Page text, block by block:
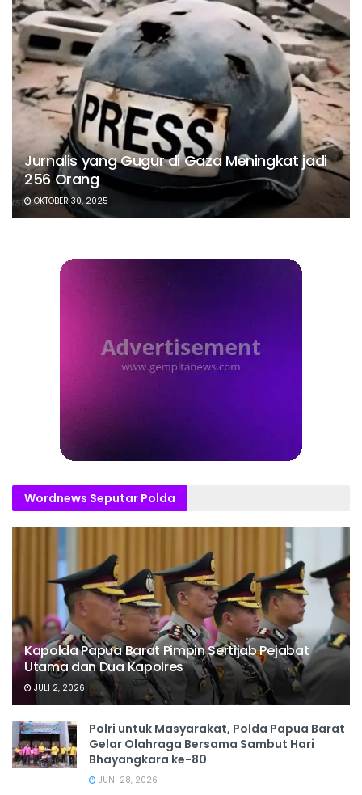
Jurnalis yang Gugur di Gaza Meningkat jadi
256 Orang
OKTOBER 30, 2025
Wordnews Seputar Polda
Kapolda Papua Barat Pimpin Sertijab Pejabat
Utama dan Dua Kapolres
JULI 2, 2026
Polri untuk Masyarakat, Polda Papua Barat
Gelar Olahraga Bersama Sambut Hari
Bhayangkara ke-80
JUNI 28, 2026